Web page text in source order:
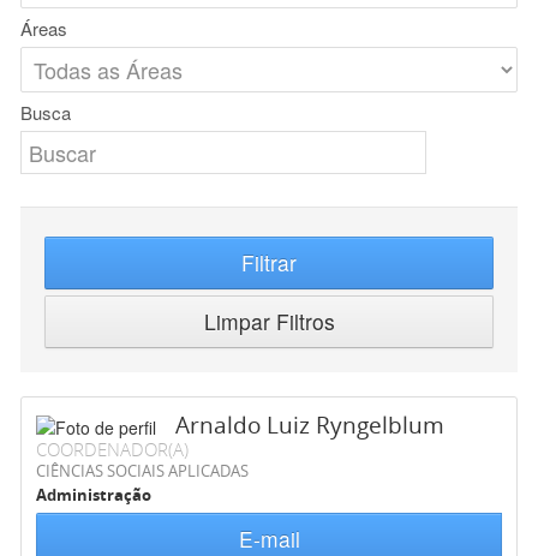
Áreas
Busca
Filtrar
Limpar Filtros
Arnaldo Luiz Ryngelblum
COORDENADOR(A)
CIÊNCIAS SOCIAIS APLICADAS
Administração
E-mail